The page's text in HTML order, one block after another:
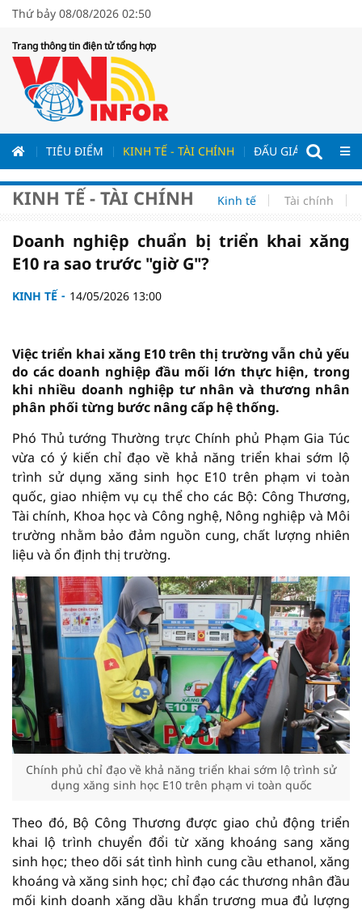
Thứ bảy 08/08/2026 02:50
Trang thông tin điện tử tổng hợp
TIÊU ĐIỂM KINH TẾ - TÀI CHÍNH ĐẤU GIÁ - ĐẤU
KINH TẾ - TÀI CHÍNH Kinh tế Tài chính
Doanh nghiệp chuẩn bị triển khai xăng
E10 ra sao trước "giờ G"?
KINH TẾ 14/05/2026 13:00
Việc triển khai xăng E10 trên thị trường vẫn chủ yếu
do các doanh nghiệp đầu mối lớn thực hiện, trong
khi nhiều doanh nghiệp tư nhân và thương nhân
phân phối từng bước nâng cấp hệ thống.
Phó Thủ tướng Thường trực Chính phủ Phạm Gia Túc
vừa có ý kiến chỉ đạo về khả năng triển khai sớm lộ
trình sử dụng xăng sinh học E10 trên phạm vi toàn
quốc, giao nhiệm vụ cụ thể cho các Bộ: Công Thương,
Tài chính, Khoa học và Công nghệ, Nông nghiệp và Môi
trường nhằm bảo đảm nguồn cung, chất lượng nhiên
liệu và ổn định thị trường.
Chính phủ chỉ đạo về khả năng triển khai sớm lộ trình sử
dụng xăng sinh học E10 trên phạm vi toàn quốc
Theo đó, Bộ Công Thương được giao chủ động triển
khai lộ trình chuyển đổi từ xăng khoáng sang xăng
sinh học; theo dõi sát tình hình cung cầu ethanol, xăng
khoáng và xăng sinh học; chỉ đạo các thương nhân đầu
mối kinh doanh xăng dầu khẩn trương mua đủ lượng